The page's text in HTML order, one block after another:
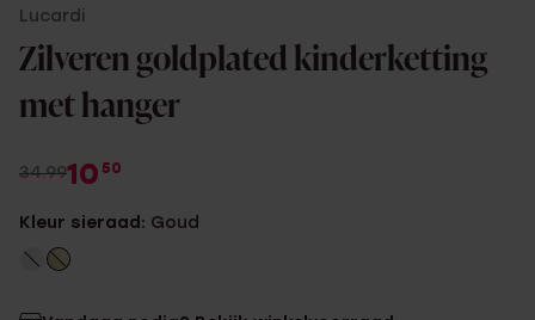
Lucardi
Zilveren goldplated kinderketting
met hanger
34.9910 50
Kleur sieraad: Goud